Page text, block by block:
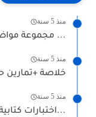
منذ 5 سنة
مجموعة مواضيع بالفرنسية لتلاميذ السنة الرابعة حول ...
منذ 5 سنة
خلاصة +تمارين
منذ 5 سنة
اختبارات كتابية موحدة لغة عربية :قراءة إنتاج قواعد...